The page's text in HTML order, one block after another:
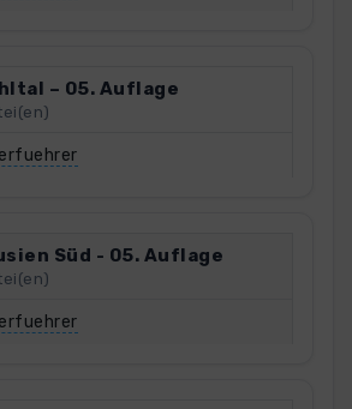
– 05. Auflage
Süd - 05. Auflage